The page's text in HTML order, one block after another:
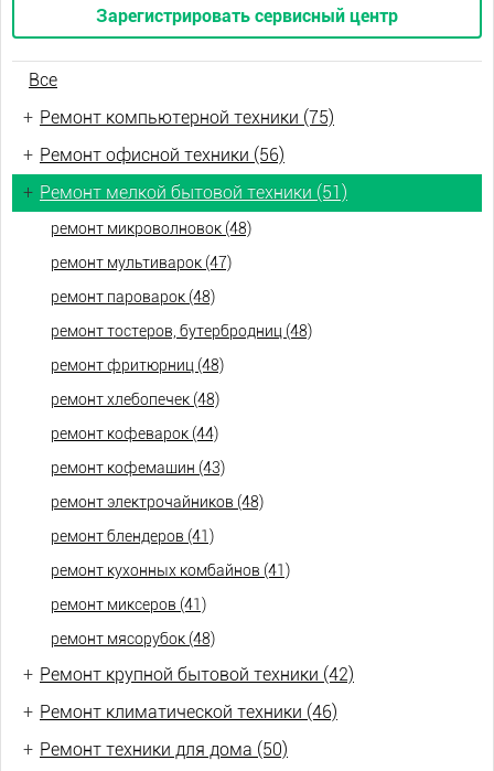
Зарегистрировать сервисный центр
Все
+ Ремонт компьютерной техники (75)
+ Ремонт офисной техники (56)
+ Ремонт мелкой бытовой техники (51)
ремонт микроволновок (48)
ремонт мультиварок (47)
ремонт пароварок (48)
ремонт тостеров, бутербродниц (48)
ремонт фритюрниц (48)
ремонт хлебопечек (48)
ремонт кофеварок (44)
ремонт кофемашин (43)
ремонт электрочайников (48)
ремонт блендеров (41)
ремонт кухонных комбайнов (41)
ремонт миксеров (41)
ремонт мясорубок (48)
+ Ремонт крупной бытовой техники (42)
+ Ремонт климатической техники (46)
+ Ремонт техники для дома (50)